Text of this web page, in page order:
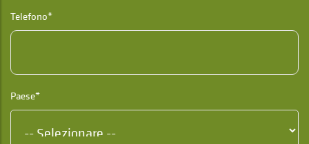
Telefono*
Paese*